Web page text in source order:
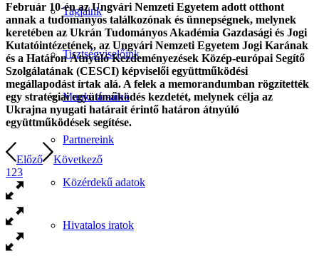
Tagjaink
Tisztségviselőink
Munkatársaink
Partnereink
Közérdekű adatok
Hivatalos iratok
Február 10-én az Ungvári Nemzeti Egyetem adott otthont
annak a tudományos találkozónak és ünnepségnek, melynek
keretében az Ukrán Tudományos Akadémia Gazdasági és Jogi
Kutatóintézetének, az Ungvári Nemzeti Egyetem Jogi Karának
és a Határon Átnyúló Kezdeményezések Közép-európai Segítő
Szolgálatának (CESCI) képviselői együttműködési
megállapodást írtak alá. A felek a memorandumban rögzítették
egy stratégiai együttműködés kezdetét, melynek célja az
Ukrajna nyugati határait érintő határon átnyúló
együttműködések segítése.
Előző
Következő
1 23